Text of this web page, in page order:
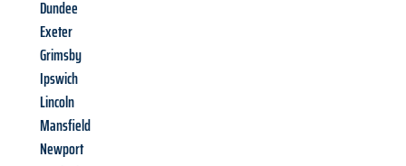
Dundee
Exeter
Grimsby
Ipswich
Lincoln
Mansfield
Newport